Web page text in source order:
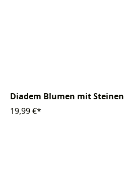
Diadem Blumen mit Steinen
19,99 €*